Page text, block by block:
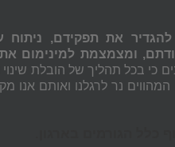
את תפקידם, ניתוח
ומצמצמת למינימום את
כי בכל תהליך של הובלת
נר לרגלנו ואותם